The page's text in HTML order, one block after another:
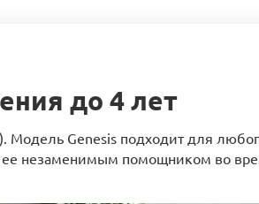
до 4 лет
Модель Genesis подходит для
ее незаменимым помощником во